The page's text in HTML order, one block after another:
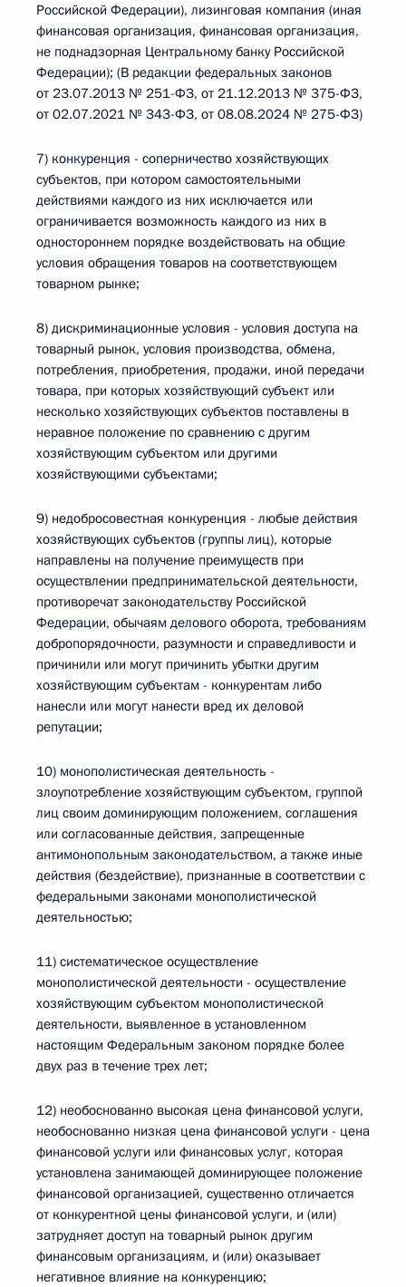
Российской Федерации), лизинговая компания (иная
финансовая организация, финансовая организация,
не поднадзорная Центральному банку Российской
Федерации); (В редакции федеральных законов
от 23.07.2013 № 251-ФЗ, от 21.12.2013 № 375-ФЗ,
от 02.07.2021 № 343-ФЗ, от 08.08.2024 № 275-ФЗ)
7) конкуренция - соперничество хозяйствующих
субъектов, при котором самостоятельными
действиями каждого из них исключается или
ограничивается возможность каждого из них в
одностороннем порядке воздействовать на общие
условия обращения товаров на соответствующем
товарном рынке;
8) дискриминационные условия - условия доступа на
товарный рынок, условия производства, обмена,
потребления, приобретения, продажи, иной передачи
товара, при которых хозяйствующий субъект или
несколько хозяйствующих субъектов поставлены в
неравное положение по сравнению с другим
хозяйствующим субъектом или другими
хозяйствующими субъектами;
9) недобросовестная конкуренция - любые действия
хозяйствующих субъектов (группы лиц), которые
направлены на получение преимуществ при
осуществлении предпринимательской деятельности,
противоречат законодательству Российской
Федерации, обычаям делового оборота, требованиям
добропорядочности, разумности и справедливости и
причинили или могут причинить убытки другим
хозяйствующим субъектам - конкурентам либо
нанесли или могут нанести вред их деловой
репутации;
10) монополистическая деятельность -
злоупотребление хозяйствующим субъектом, группой
лиц своим доминирующим положением, соглашения
или согласованные действия, запрещенные
антимонопольным законодательством, а также иные
действия (бездействие), признанные в соответствии с
федеральными законами монополистической
деятельностью;
11) систематическое осуществление
монополистической деятельности - осуществление
хозяйствующим субъектом монополистической
деятельности, выявленное в установленном
настоящим Федеральным законом порядке более
двух раз в течение трех лет;
12) необоснованно высокая цена финансовой услуги,
необоснованно низкая цена финансовой услуги - цена
финансовой услуги или финансовых услуг, которая
установлена занимающей доминирующее положение
финансовой организацией, существенно отличается
от конкурентной цены финансовой услуги, и (или)
затрудняет доступ на товарный рынок другим
финансовым организациям, и (или) оказывает
негативное влияние на конкуренцию;